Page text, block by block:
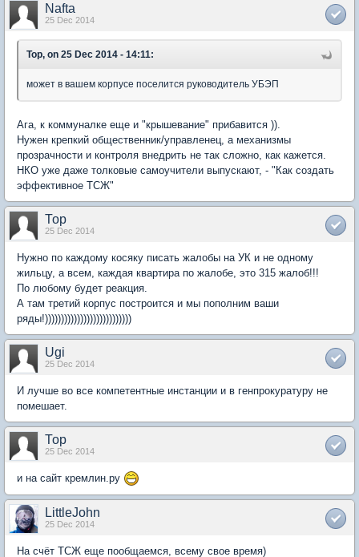
Nafta
25 Dec 2014
Тор, on 25 Dec 2014 - 14:11:
может в вашем корпусе поселится руководитель УБЭП
Ага, к коммуналке еще и "крышевание" прибавится )).
Нужен крепкий общественник/управленец, а механизмы
прозрачности и контроля внедрить не так сложно, как кажется.
НКО уже даже толковые самоучители выпускают, - "Как создать
эффективное ТСЖ"
Тор
25 Dec 2014
Нужно по каждому косяку писать жалобы на УК и не одному
жильцу, а всем, каждая квартира по жалобе, это 315 жалоб!!!
По любому будет реакция.
А там третий корпус построится и мы пополним ваши
ряды!)))))))))))))))))))))))))))
Ugi
25 Dec 2014
И лучше во все компетентные инстанции и в генпрокуратуру не
помешает.
Тор
25 Dec 2014
и на сайт кремлин.ру
LittleJohn
25 Dec 2014
На счёт ТСЖ еще пообщаемся, всему свое время)